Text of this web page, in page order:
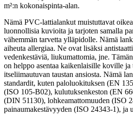
m²:n kokonaispinta-alan.
Nämä PVC-lattialankut muistuttavat
luonnollisia kuvioita ja tarjoten samalla
vähemmän tarvetta ylläpidolle. Nämä
aiheuta allergiaa. Ne ovat lisäksi
vedenkestäviä, liukumattomia, jne.
on helppo asentaa kaikenlaisille koville
itseliimautuvan taustan ansiosta. Nämä
standardit, kuten paloluokituksen (EN
(ISO 105-B02), kulutuksenkeston (EN
(DIN 51130), lohkeamattomuuden (ISO
painaumakestävyyden (ISO 24343-1), ja